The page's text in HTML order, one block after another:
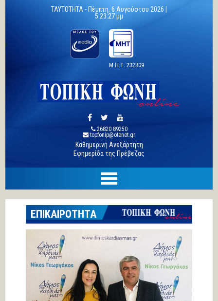
TAYTOTHTA - Πέμπτη, 6 Αυγούστου 2026 |
5:23:28 μμ
Μ.Η.Τ. 232309
26820 89250
topfonip@otenet.gr
Καθημερινή Ανεξάρτητη
Εφημερίδα της Πρέβεζας
ΕΠΙΚΑΙΡΟΤΗΤΑ